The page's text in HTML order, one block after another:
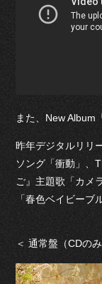
また、New Album
昨年デジタルリリ
ソング「衝動」、
ご』主題歌「カメ
「春色ベイビーブ
＜ 通常盤（CDの